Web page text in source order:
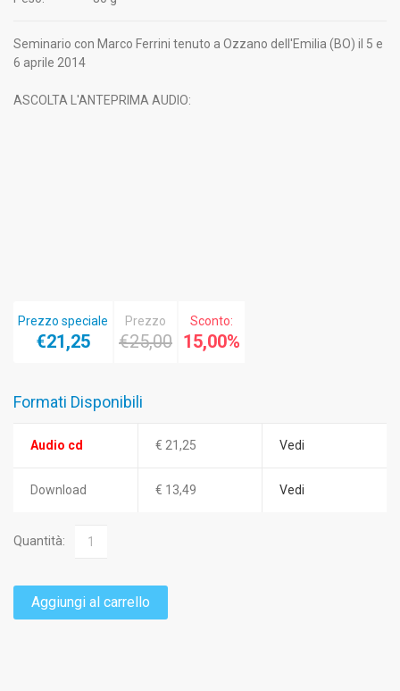
Seminario con Marco Ferrini tenuto a Ozzano dell'Emilia (BO) il 5 e
6 aprile 2014
ASCOLTA L'ANTEPRIMA AUDIO:
Prezzo speciale
€21,25
Prezzo
€25,00
Sconto:
15,00%
Formati Disponibili
Audio cd € 21,25 Vedi
Download € 13,49 Vedi
Quantità:
Aggiungi al carrello